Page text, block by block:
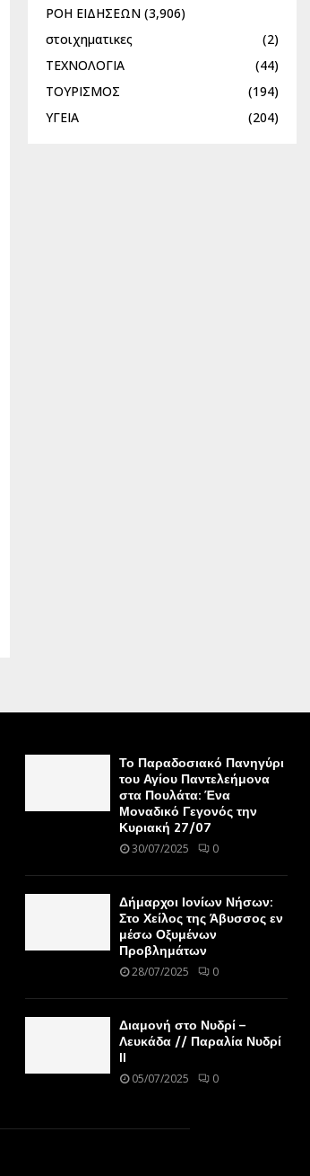
ΡΟΗ ΕΙΔΗΣΕΩΝ (3,906)
στοιχηματικες
(2)
ΤΕΧΝΟΛΟΓΙΑ
(44)
ΤΟΥΡΙΣΜΟΣ
(194)
ΥΓΕΙΑ
(204)
Το Παραδοσιακό Πανηγύρι
του Αγίου Παντελεήμονα
στα Πουλάτα: Ένα
Μοναδικό Γεγονός την
Κυριακή 27/07
30/07/2025 0
Δήμαρχοι Ιονίων Νήσων:
Στο Χείλος της Άβυσσος εν
μέσω Οξυμένων
Προβλημάτων
28/07/2025 0
Διαμονή στο Νυδρί –
Λευκάδα // Παραλία Νυδρί
II
05/07/2025 0